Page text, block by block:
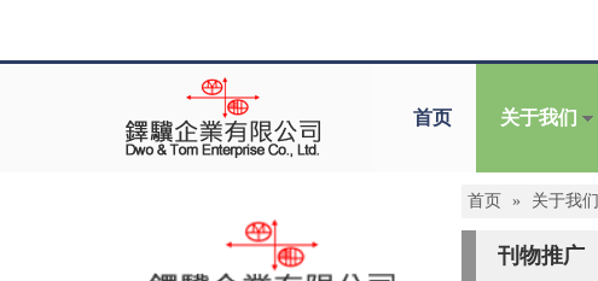
首页 关于我们
首页 » 关于我们
刊物推广